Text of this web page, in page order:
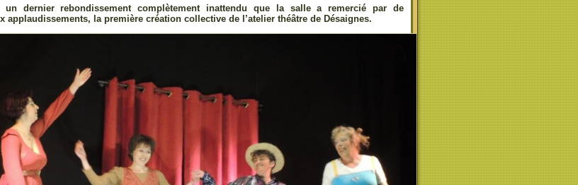
un dernier rebondissement complètement inattendu que la salle a remercié par de
applaudissements, la première création collective de l’atelier théâtre de Désaignes.